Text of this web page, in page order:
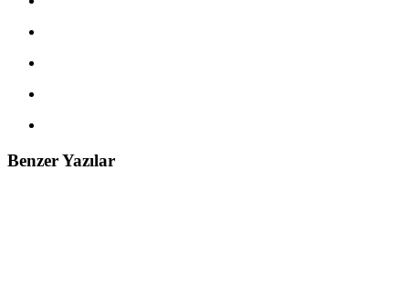
Benzer Yazılar